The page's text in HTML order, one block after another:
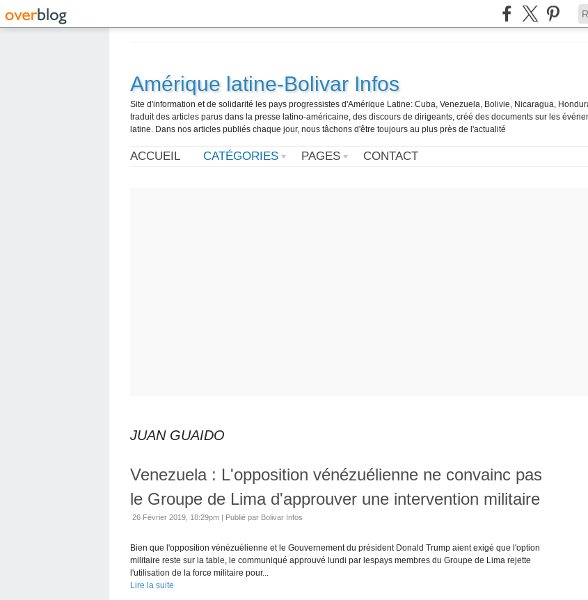
Amérique latine-Bolivar Infos
Site d'information et de solidarité les pays progressistes d'Amérique Latine: Cuba, Venezuela, Bolivie, Nicaragua,
traduit des articles parus dans la presse latino-américaine, des discours de dirigeants, créé des documents sur les
latine. Dans nos articles publiés chaque jour, nous tâchons d'être toujours au plus près de l'actualité
ACCUEIL CATÉGORIES PAGES CONTACT
JUAN GUAIDO
Venezuela : L'opposition vénézuélienne ne convainc pas
le Groupe de Lima d'approuver une intervention militaire
26 Février 2019, 18:29pm | Publié par Bolivar Infos
Bien que l'opposition vénézuélienne et le Gouvernement du président Donald Trump aient exigé que l'option
militaire reste sur la table, le communiqué approuvé lundi par lespays membres du Groupe de Lima rejette
l'utilisation de la force militaire pour...
Lire la suite